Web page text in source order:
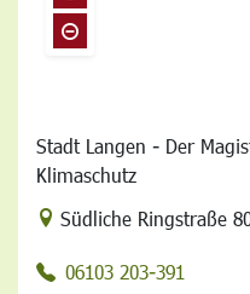
Stadt Langen - Der
Klimaschutz
Link zur Google-Maps
Südliche Ringstraße
06103 203-391